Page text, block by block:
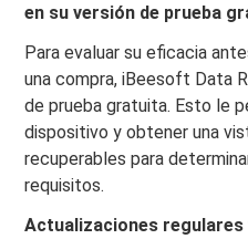
en su versión de prueba
Para evaluar su eficacia
una compra, iBeesoft Data
de prueba gratuita. Esto le
dispositivo y obtener una
recuperables para
requisitos.
Actualizaciones